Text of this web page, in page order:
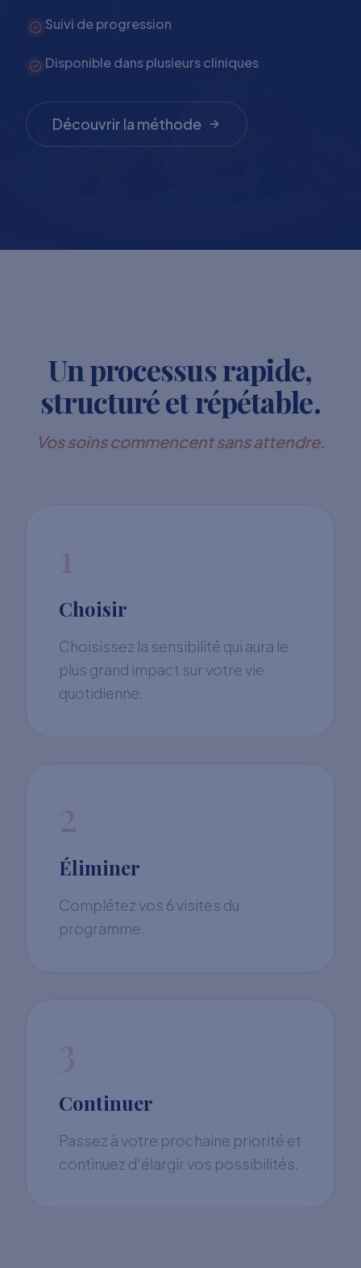
Suivi de progression
Disponible dans plusieurs cliniques
Découvrir la méthode
Un processus rapide,
structuré et répétable.
Vos soins commencent sans attendre.
1
Choisir
Choisissez la sensibilité qui aura le
plus grand impact sur votre vie
quotidienne.
2
Éliminer
Complétez vos 6 visites du
programme.
3
Continuer
Passez à votre prochaine priorité et
continuez d'élargir vos possibilités.